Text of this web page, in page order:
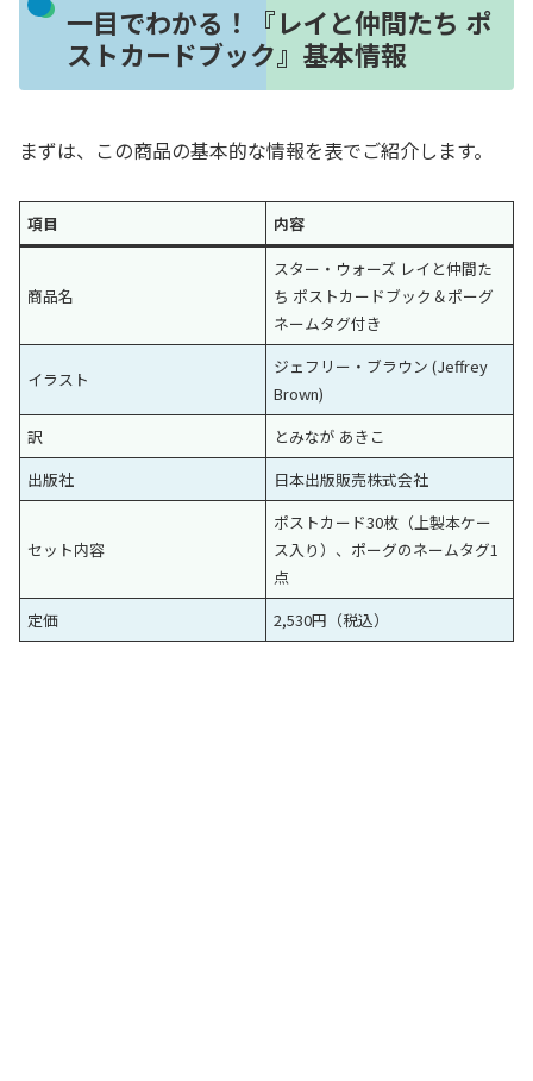
一目でわかる！『レイと仲間たち ポ
ストカードブック』基本情報
まずは、この商品の基本的な情報を表でご紹介します。
項目 内容
商品名
スター・ウォーズ レイと仲間た
ち ポストカードブック＆ポーグ
ネームタグ付き
イラスト
ジェフリー・ブラウン (Jeffrey
Brown)
訳
とみなが あきこ
出版社
日本出版販売株式会社
セット内容
ポストカード30枚（上製本ケー
ス入り）、ポーグのネームタグ1
点
定価
2,530円（税込）